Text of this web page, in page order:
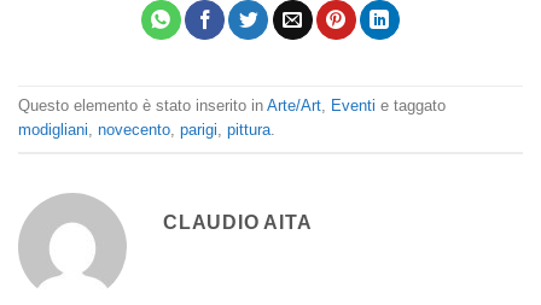
Questo elemento è stato inserito in Arte/Art Eventi e taggato
modigliani novecento parigi pittura
CLAUDIO AITA